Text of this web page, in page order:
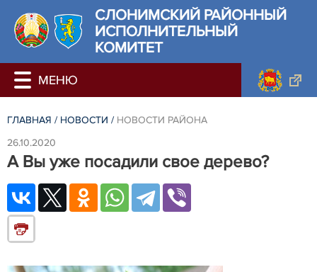
СЛОНИМСКИЙ РАЙОННЫЙ
ИСПОЛНИТЕЛЬНЫЙ
КОМИТЕТ
ГЛАВНАЯ / НОВОСТИ / НОВОСТИ РАЙОНА
26.10.2020
А Вы уже посадили свое дерево?